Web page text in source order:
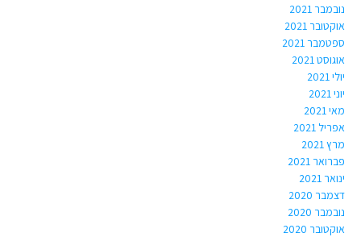
נובמבר 2021
אוקטובר 2021
ספטמבר 2021
אוגוסט 2021
יולי 2021
יוני 2021
מאי 2021
אפריל 2021
מרץ 2021
פברואר 2021
ינואר 2021
דצמבר 2020
נובמבר 2020
אוקטובר 2020